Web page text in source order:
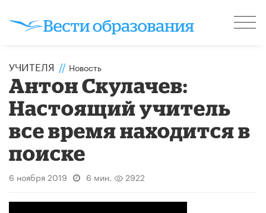
УЧИТЕЛЯ // Новость
Антон Скулачев:
Настоящий учитель
все время находится в
поиске
6 ноября 2019 6 мин. 2922